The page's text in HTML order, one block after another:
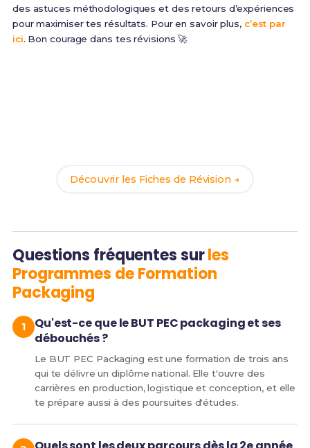
des astuces méthodologiques et des retours d’expériences
pour maximiser tes résultats. Pour en savoir plus, c’est par
ici. Bon courage dans tes révisions 🚀
Découvrir les Fiches de Révision →
Questions fréquentes surles
Programmes de Formation
Packaging
Qu'est-ce que le BUT PEC packaging et ses
débouchés ?
Le BUT PEC Packaging est une formation de trois ans
qui te délivre un diplôme national. Elle t'ouvre des
carrières en production, logistique et conception, et elle
te prépare aussi à des poursuites d'études.